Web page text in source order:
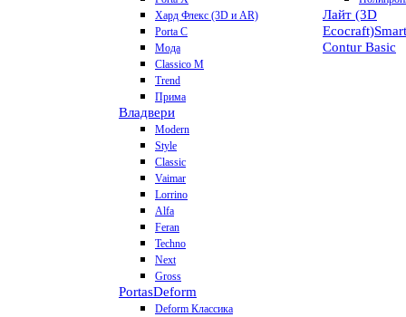
Хард Флекс (3D и AR)
Porta C
Мода
Classico M
Trend
Прима
Владвери
Modern
Style
Classic
Vaimar
Lorrino
Alfa
Feran
Techno
Next
Gross
PortasDeform
Deform Классика
Лайт (3D
Ecocraft)Smart
Contur Basic